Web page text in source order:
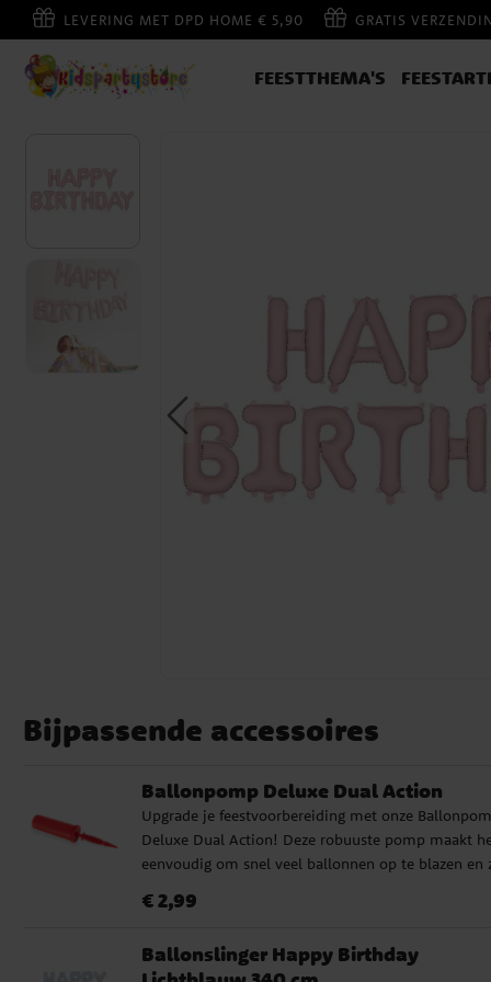
LEVERING MET DPD HOME € 5,90 GRATIS
FEESTTHEMA'S
Bijpassende accessoires
Ballonpomp Deluxe Dual Action
Upgrade je feestvoorbereiding met onze
Deluxe Dual Action! Deze robuuste pomp maakt
eenvoudig om snel veel ballonnen op te blazen en
gesorteerd zijn. Of het nu gaat om een kinderfeestje,
ballonpomp is de perfecte keuze.
Prijs :€ 2,99
€ 2,99
Ballonslinger Happy Birthday